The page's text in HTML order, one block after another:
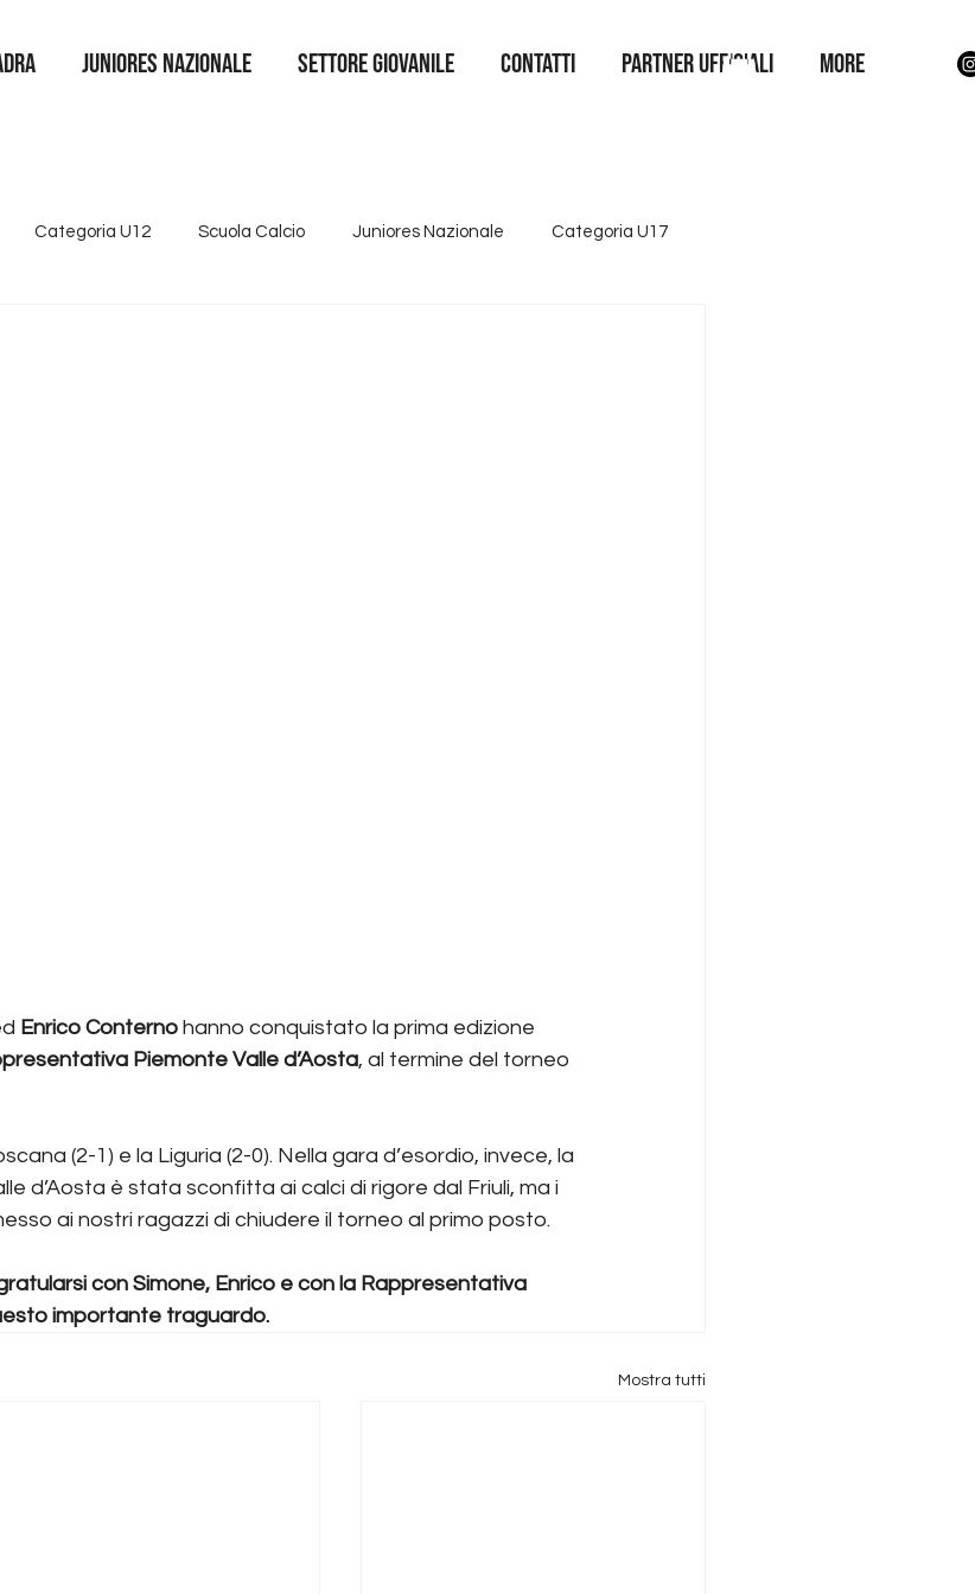
juniores nazionale SETTORE GIOVANILE Contatti Partner Ufficiali More
Categoria U12 Scuola Calcio Juniores Nazionale Categoria U17
Enrico Conterno hanno conquistato la prima edizione
Piemonte Valle d’Aosta, al termine del torneo
(2-1) e la Liguria (2-0). Nella gara d’esordio, invece, la
d’Aosta è stata sconfitta ai calci di rigore dal Friuli, ma i
ai nostri ragazzi di chiudere il torneo al primo posto.
con Simone, Enrico e con la Rappresentativa
importante traguardo.
Mostra tutti